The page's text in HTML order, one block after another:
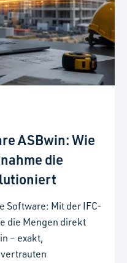
ASBwin: Wie
die
Software: Mit der IFC-
die Mengen direkt
– exakt,